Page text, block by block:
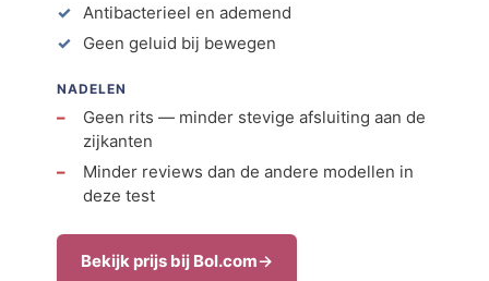
Antibacterieel en ademend
Geen geluid bij bewegen
NADELEN
Geen rits — minder stevige afsluiting aan de
zijkanten
Minder reviews dan de andere modellen in
deze test
Bekijk prijs bij Bol.com